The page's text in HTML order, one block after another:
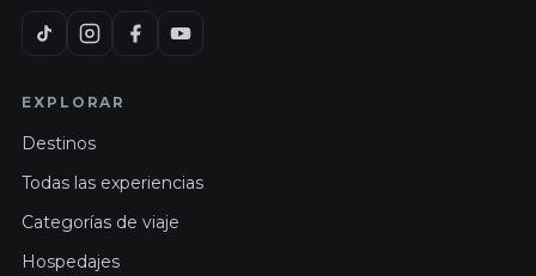
EXPLORAR
Destinos
Todas las experiencias
Categorías de viaje
Hospedajes